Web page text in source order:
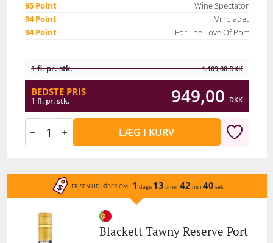
95 Point
Wine Spectator
94 Point
Vinbladet
94 Point
For The Love Of Port
1 fl. pr. stk. 1.109,00DKK
BEDSTE PRIS
1 fl. pr. stk. 949,00 DKK
LÆG I KURV
PRISEN UDLØBER OM: 1 dage 13 timer42 min 40 sek
Blackett Tawny Reserve Port